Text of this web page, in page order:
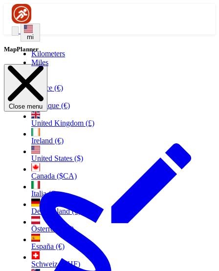
mi
Kilometers
Miles
France (€)
Belgique (€)
United Kingdom (£)
Ireland (€)
United States ($)
Canada ($CA)
Italia (€)
Deutschland (€)
Österreich (€)
España (€)
Schweiz (CHF)
MapPlanner
Close menu